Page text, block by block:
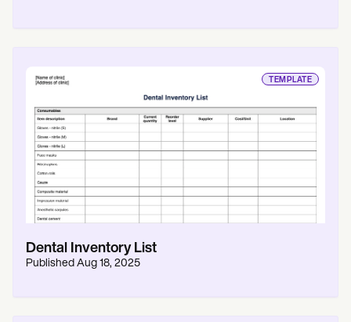
TEMPLATE
Dental Inventory List
Published Aug 18, 2025